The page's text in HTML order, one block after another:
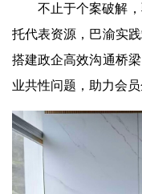
不止于个案破解
托代表资源，巴渝实
搭建政企高效沟通桥
业共性问题，助力会员